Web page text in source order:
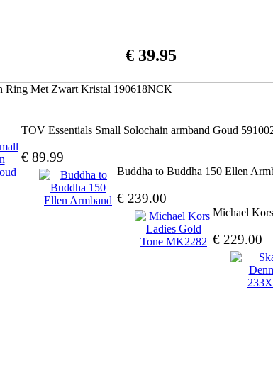
€ 39.95
Ring Met Zwart Kristal 190618NCK
TOV Essentials Small Solochain armband Goud
€ 89.99
Buddha to Buddha 150 Ellen
€ 239.00
Michael
€ 229.00